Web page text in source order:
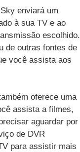
enviará um
à sua TV e ao
escolhido.
de outras fontes de
você assista aos
oferece uma
assista a filmes,
aguardar por
de DVR
para assistir mais